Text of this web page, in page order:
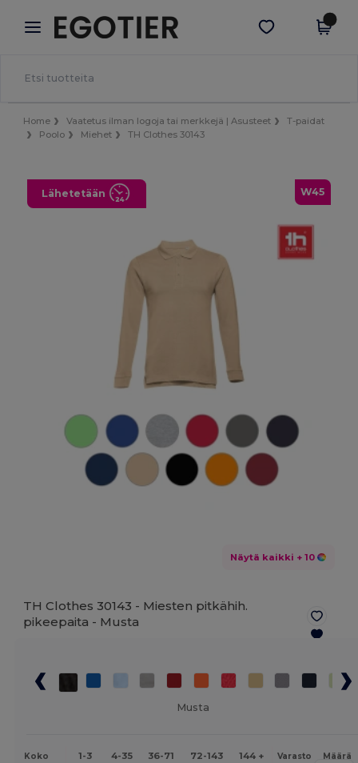
× Egotier-sovellus
Paremmat hinnat appissa!
Hae sovellus
Home Vaatetus ilman logoja tai merkkejä | Asusteet
T-paidat
Poolo
Miehet TH Clothes 30143
W45
Lähetetään
Näytä kaikki + 10
TH Clothes 30143 - Miesten pitkähih.
pikeepaita - Musta
Musta
Koko 1-3 4-35 36-71 72-143 144 + Varasto Määrä